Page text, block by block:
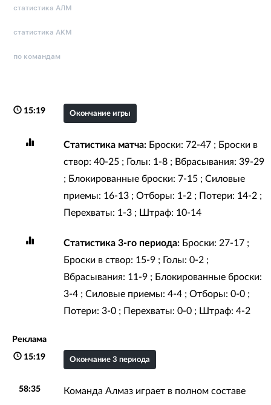
статистика АЛМ
статистика АКМ
по командам
15:19 Окончание игры
Статистика матча:Броски: 72-47 ; Броски в
створ: 40-25 ; Голы: 1-8 ; Вбрасывания: 39-29
; Блокированные броски: 7-15 ; Силовые
приемы: 16-13 ; Отборы: 1-2 ; Потери: 14-2 ;
Перехваты: 1-3 ; Штраф: 10-14
Статистика 3-го периода:Броски: 27-17 ;
Броски в створ: 15-9 ; Голы: 0-2 ;
Вбрасывания: 11-9 ; Блокированные броски:
3-4 ; Силовые приемы: 4-4 ; Отборы: 0-0 ;
Потери: 3-0 ; Перехваты: 0-0 ; Штраф: 4-2
Реклама
15:19 Окончание 3 периода
58:35 Команда Алмаз играет в полном составе